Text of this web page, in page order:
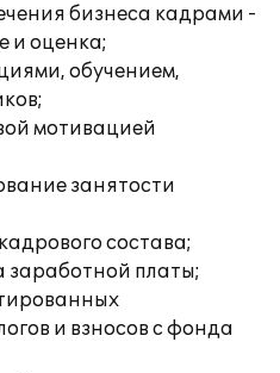
бизнеса кадрами -
и оценка;
обучением,
мотивацией
занятости
состава;
заработной платы;
и взносов с фонда